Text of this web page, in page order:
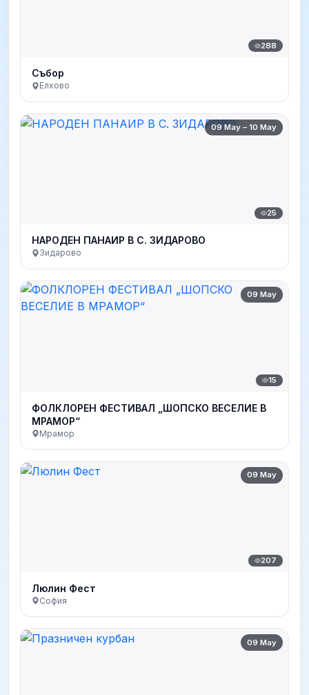
288
Събор
Елхово
09 May – 10 May
25
НАРОДEН ПАНАИР В С. ЗИДАРОВО
Зидарово
09 May
15
ФОЛКЛОРЕН ФЕСТИВАЛ „ШОПСКО ВЕСЕЛИЕ В
МРАМОР“
Мрамор
09 May
207
Люлин Фест
София
09 May